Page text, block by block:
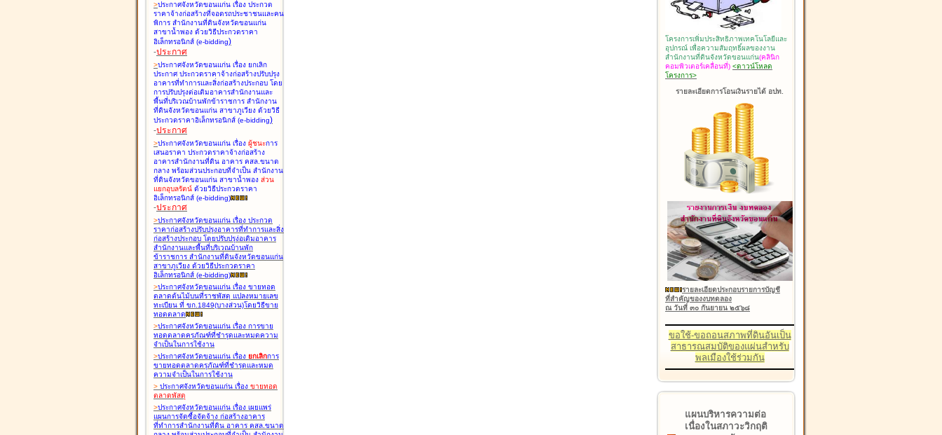
>ประกาศจังหวัดขอนแก่น เรื่อง ประกวด
ราคาจ้างก่อสร้างที่จอดรถประชาชนและคน
พิการ สำนักงานที่ดินจังหวัดขอนแก่น
สาขาน้ำพอง ด้วยวิธีประกวดราคา
อิเล็กทรอนิกส์ (e-bidding)
-ประกาศ
>ประกาศจังหวัดขอนแก่น เรื่อง ยกเลิก
ประกาศ ประกวดราคาจ้างก่อสร้างปรับปรุง
อาคารที่ทำการและสิ่งก่อสร้างประกอบ โดย
การปรับปรุงต่อเติมอาคารสำนักงานและ
พื้นที่บริเวณบ้านพักข้าราชการ สำนักงาน
ที่ดินจังหวัดขอนแก่น สาขาภูเวียง ด้วยวิธี
ประกวดราคาอิเล็กทรอนิกส์ (e-bidding)
-ประกาศ
>ประกาศจังหวัดขอนแก่น เรื่อง ผู้ชนะการ
เสนอราคา ประกวดราคาจ้างก่อสร้าง
อาคารสำนักงานที่ดิน อาคาร คสล.ขนาด
กลาง พร้อมส่วนประกอบที่จำเป็น สำนักงาน
ที่ดินจังหวัดขอนแก่น สาขาน้ำพอง ส่วน
แยกอุบลรัตน์ ด้วยวิธีประกวดราคา
อิเล็กทรอนิกส์ (e-bidding)
-ประกาศ
>ประกาศจังหวัดขอนแก่น เรื่อง ประกวด
ราคาก่อสร้างปรับปรุงอาคารที่ทำการและสิ่ง
ก่อสร้างประกอบ โดยปรับปรุง่อเติมอาคาร
สำนักงานและพื้นที่บริเวณบ้านพัก
ข้าราชการ สำนักงานที่ดินจังหวัดขอนแก่น
สาขาภูเวียง ด้วยวิธีประกวดราคา
อิเล็กทรอนิกส์ (e-bidding)
>ประกาศจังหวัดขอนแก่น เรื่อง ขายทอด
ตลาดต้นไม้บนที่ราชพัสดุ แปลงหมายเลข
ทะเบียน ที่ ขก.1849(บางส่วน)โดยวิธีขาย
ทอดตลาด
>ประกาศจังหวัดขอนแก่น เรื่อง การขาย
ทอดตลาดครุภัณฑ์ที่ชำรุดและหมดความ
จำเป็นในการใช้งาน
>ประกาศจังหวัดขอนแก่น เรื่อง ยกเลิกการ
ขายทอดตลาดครุภัณฑ์ที่ชำรุดและหมด
ความจำเป็นในการใช้งาน
> ประกาศจังหวัดขอนแก่น เรื่อง ขายทอด
ตลาดพัสดุ
>ประกาศจังหวัดขอนแก่น เรื่อง เผยแพร่
แผนการจัดซื้อจัดจ้าง ก่อสร้างอาคาร
ที่ทำการสำนักงานที่ดิน อาคาร คสล.ขนาด
โครงการเพิ่มประสิทธิภาพเทคโนโลยีและ
อุปกรณ์ เพื่อความสัมฤทธิ์ผลของงาน
สำนักงานที่ดินจังหวัดขอนแก่น(คลินิก
คอมพิวเตอร์เคลื่อนที่) <ดาวน์โหลด
โครงการ>
รายละเอียดการโอนเงินรายได้ อปท.
รายละเอียดประกอบรายการบัญชี
ที่สำคัญของงบทดลอง
ณ วันที่ ๓๐ กันยายน ๒๕๖๘
ขอใช้-ขอถอนสภาพที่ดินอันเป็น
สาธารณสมบัติของแผ่นสำหรับ
พลเมืองใช้ร่วมกัน
แผนบริหารความต่อ
เนื่องในสภาวะวิกฤติ